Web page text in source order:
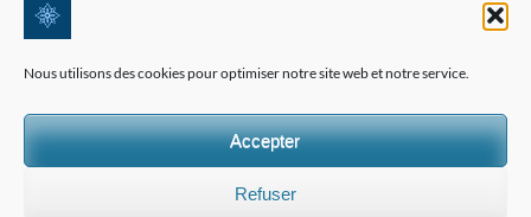
Nous utilisons des cookies pour optimiser notre site web et notre service.
Accepter
Refuser